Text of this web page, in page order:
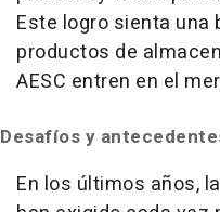
Este logro sienta una
productos de
AESC entren en el
Desafíos y
En los últimos años,